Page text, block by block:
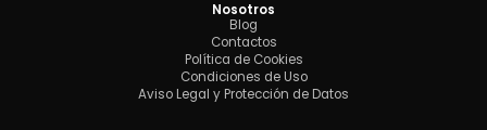
Nosotros
Blog
Contactos
Política de Cookies
Condiciones de Uso
Aviso Legal y Protección de Datos